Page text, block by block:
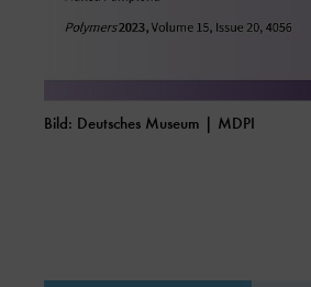
Bild: Deutsches Museum | MDPI